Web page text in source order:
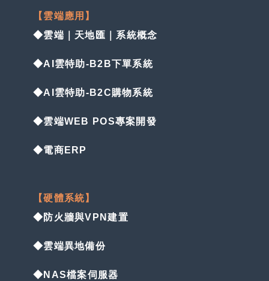
【雲端應用】
◆雲端｜天地匯｜系統概念
◆AI雲特助-B2B下單系統
◆AI雲特助-B2C購物系統
◆雲端WEB POS專案開發
◆電商ERP
【硬體系統】
◆防火牆與VPN建置
◆雲端異地備份
◆NAS檔案伺服器